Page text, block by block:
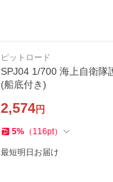
ピットロード
SPJ04 1/700 海上自衛隊
(船底付き)
2,574円
5% （ 116pt）
最短明日お届け